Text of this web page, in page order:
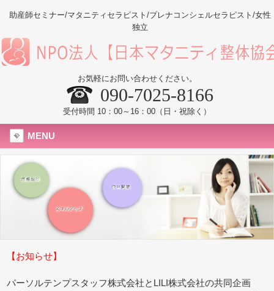
助産師セミナー/マタニティセラピスト/プレナコンシェルセラピスト/女性
独立
お気軽にお問い合わせください。
090-7025-8166
受付時間 10：00～16：00（日・祝除く）
MENU
【お知らせ】
パーソルテンプスタッフ株式会社とLILI株式会社の共同企画